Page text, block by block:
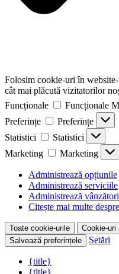
Folosim cookie-uri în
cât mai plăcută vizitatorilor
Funcționale
Funcționale
Preferințe
Preferințe
Statistici
Statistici
Marketing
Marketing
Administrează opțiunile
Administrează serviciile
Administrează
Citește mai multe
Toate cookie-urile Cookie-uri
Salvează preferințele
Setări
{title}
{title}